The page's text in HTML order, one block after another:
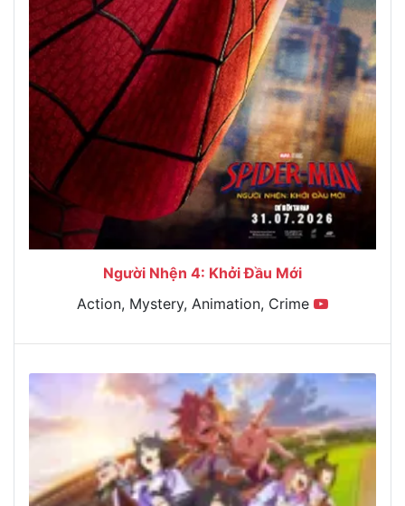
Người Nhện 4: Khởi Đầu Mới
Action, Mystery, Animation, Crime